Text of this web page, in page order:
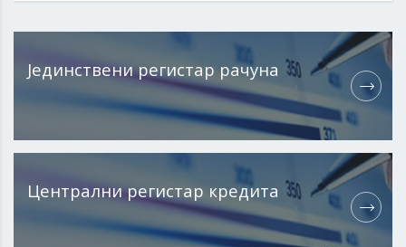
Јединствени регистар рачуна
Централни регистар кредита